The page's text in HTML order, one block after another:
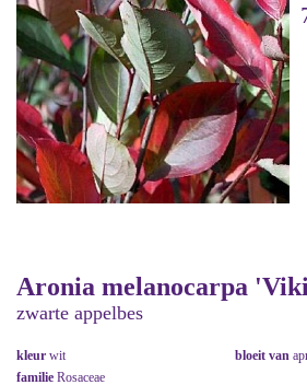
Aronia melanocarpa
zwarte appelbes
kleur wit bloeit van
familie Rosaceae